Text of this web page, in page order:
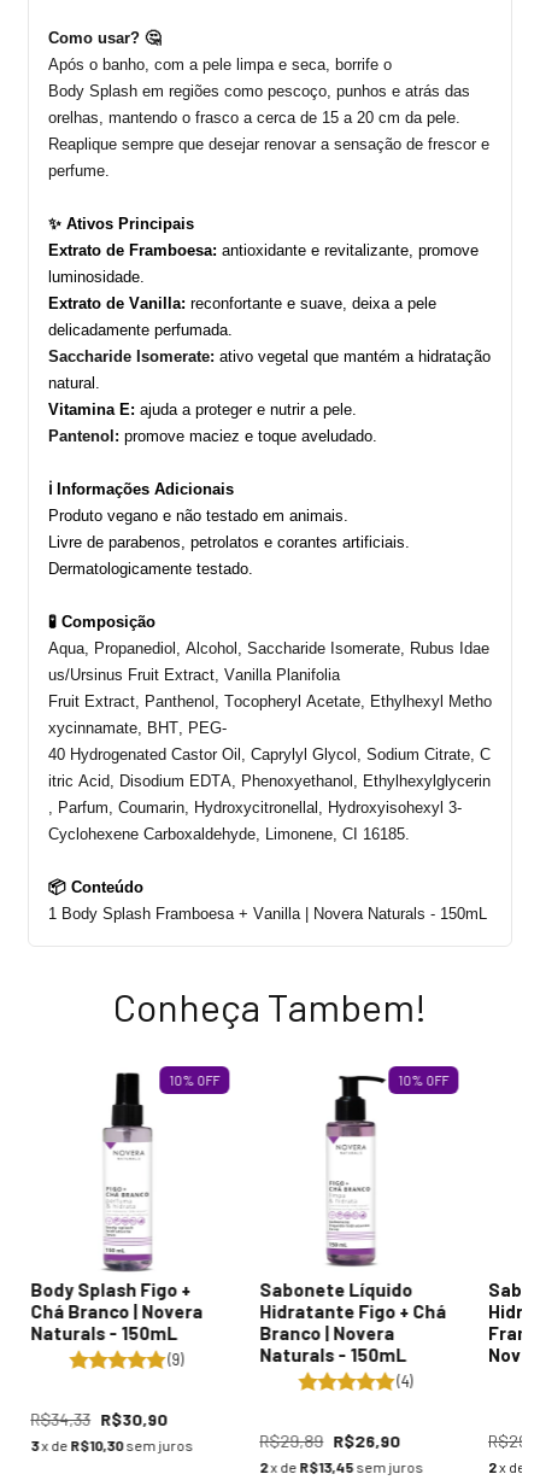
Como usar? 🤔
Após o banho, com a pele limpa e seca, borrife o
Body Splash em regiões como pescoço, punhos e atrás das
orelhas, mantendo o frasco a cerca de 15 a 20 cm da pele.
Reaplique sempre que desejar renovar a sensação de frescor e
perfume.
✨ Ativos Principais
Extrato de Framboesa: antioxidante e revitalizante, promove
luminosidade.
Extrato de Vanilla: reconfortante e suave, deixa a pele
delicadamente perfumada.
Saccharide Isomerate: ativo vegetal que mantém a hidratação
natural.
Vitamina E: ajuda a proteger e nutrir a pele.
Pantenol: promove maciez e toque aveludado.
ℹ️ Informações Adicionais
Produto vegano e não testado em animais.
Livre de parabenos, petrolatos e corantes artificiais.
Dermatologicamente testado.
🧪 Composição
Aqua,
Propanediol Alcohol Saccharide Isomerate Rubus Idae
us/Ursinus Fruit Extract , Vanilla Planifolia
Fruit Extract Panthenol Tocopheryl Acetate Ethylhexyl Metho
xycinnamate , BHT, PEG-
40 Hydrogenated Castor Oil Caprylyl Glycol Sodium Citrate C
itric Acid, Disodium EDTA, Phenoxyethanol
Ethylhexylglycerin
Parfum Coumarin Hydroxycitronellal Hydroxyisohexyl 3-
Cyclohexene Carboxaldehyde Limonene , CI 16185.
📦 Conteúdo
1 Body Splash Framboesa + Vanilla | Novera Naturals - 150mL
Conheça Tambem!
10% OFF
Body Splash Figo +
Chá Branco | Novera
Naturals - 150mL
(9)
R$34,33 R$30,90
3x de R$10,30 sem juros
10% OFF
Sabonete Líquido
Hidratante Figo + Chá
Branco | Novera
Naturals - 150mL
(4)
R$29,89 R$26,90
2x de R$13,45sem juros 2x de